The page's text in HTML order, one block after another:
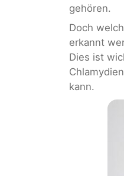
gehören.
Doch
erkannt
Dies ist
kann.